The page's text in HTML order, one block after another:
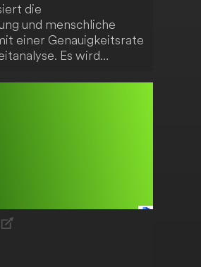
die
und menschliche
einer Genauigkeitsrate
Es wird
Werkzeug